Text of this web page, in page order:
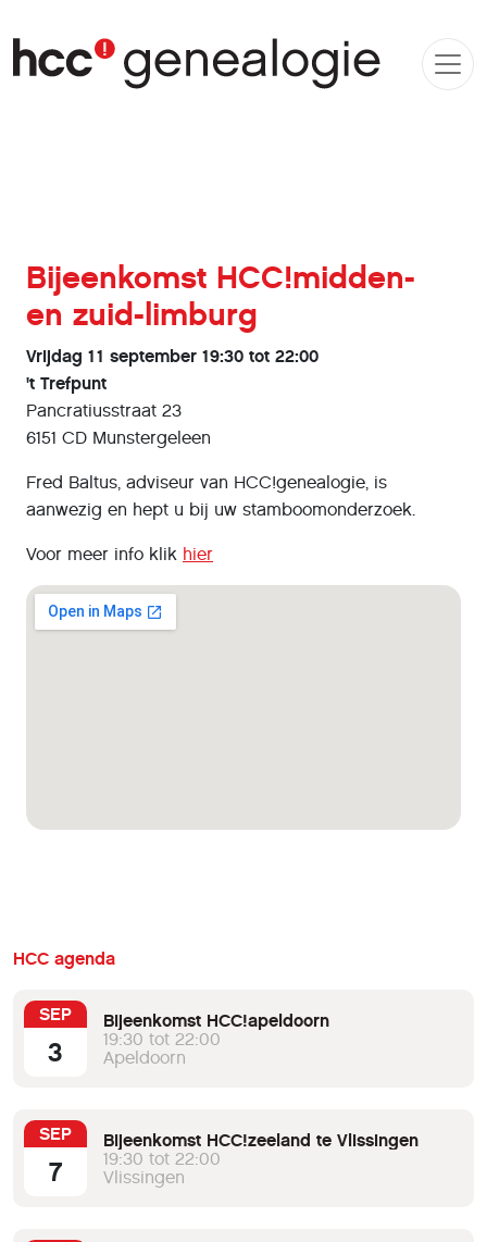
Bijeenkomst HCC!midden-
en zuid-limburg
Vrijdag 11 september 19:30 tot 22:00
't Trefpunt
Pancratiusstraat 23
6151 CD Munstergeleen
Fred Baltus, adviseur van HCC!genealogie, is
aanwezig en hept u bij uw stamboomonderzoek.
Voor meer info klik hier
HCC agenda
SEP
3
Bijeenkomst HCC!apeldoorn
19:30 tot 22:00
Apeldoorn
SEP
7
Bijeenkomst HCC!zeeland te Vlissingen
19:30 tot 22:00
Vlissingen